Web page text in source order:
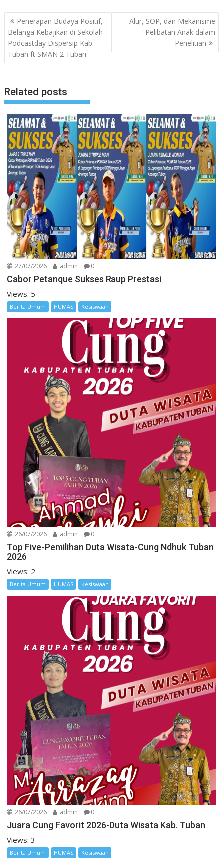
Navigasi
pos
Penerapan Budaya Positif,
Belanga Kebajikan di Sekolah-
Podcastday Dispersip Kab.
Tuban ft SMAN 2 Tuban
Alur, SOP, dan Mekanisme
Pelibatan Anak dalam
Penelitian
Related posts
27/07/2026 admin 0
Cabor Petanque Sukses Raup Prestasi
Views: 5
Berita Umum HUMAS Kesiswaan
26/07/2026 admin 0
Top Five-Pemilihan Duta Wisata-Cung Ndhuk Tuban
2026
Views: 2
Berita Umum HUMAS Kesiswaan
26/07/2026 admin 0
Juara Cung Favorit 2026-Duta Wisata Kab. Tuban
Views: 3
Berita Umum HUMAS Kesiswaan